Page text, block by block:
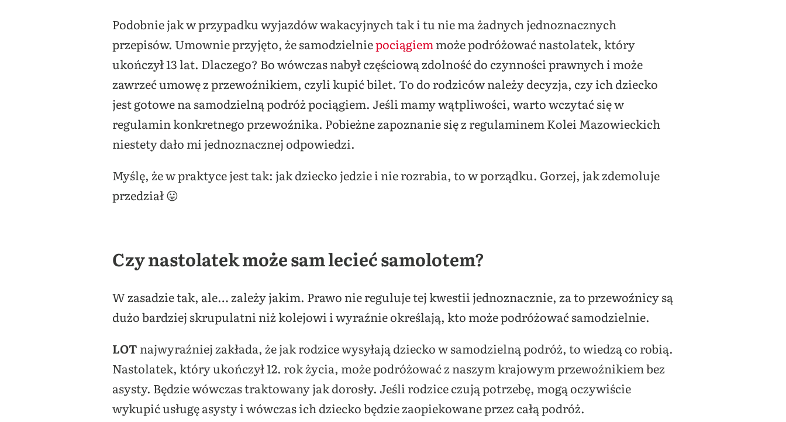
Podobnie jak w przypadku wyjazdów wakacyjnych tak i tu nie ma żadnych jednoznacznych
przepisów. Umownie przyjęto, że samodzielniepociągiemmoże podróżować nastolatek, który
ukończył 13 lat. Dlaczego? Bo wówczas nabył częściową zdolność do czynności prawnych i może
zawrzeć umowę z przewoźnikiem, czyli kupić bilet. To do rodziców należy decyzja, czy ich dziecko
jest gotowe na samodzielną podróż pociągiem. Jeśli mamy wątpliwości, warto wczytać się w
regulamin konkretnego przewoźnika. Pobieżne zapoznanie się z regulaminem Kolei Mazowieckich
niestety dało mi jednoznacznej odpowiedzi.
Myślę, że w praktyce jest tak: jak dziecko jedzie i nie rozrabia, to w porządku. Gorzej, jak zdemoluje
przedział 😛
Czy nastolatek może sam lecieć samolotem?
W zasadzie tak, ale… zależy jakim. Prawo nie reguluje tej kwestii jednoznacznie, za to przewoźnicy są
dużo bardziej skrupulatni niż kolejowi i wyraźnie określają, kto może podróżować samodzielnie.
LOT najwyraźniej zakłada, że jak rodzice wysyłają dziecko w samodzielną podróż, to wiedzą co robią.
Nastolatek, który ukończył 12. rok życia, może podróżować z naszym krajowym przewoźnikiem bez
asysty. Będzie wówczas traktowany jak dorosły. Jeśli rodzice czują potrzebę, mogą oczywiście
wykupić usługę asysty i wówczas ich dziecko będzie zaopiekowane przez całą podróż.